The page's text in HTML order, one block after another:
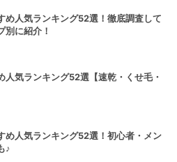
め人気ランキング52選！徹底調査して
別に紹介！
人気ランキング52選【速乾・くせ毛・
め人気ランキング52選！初心者・メン
♪